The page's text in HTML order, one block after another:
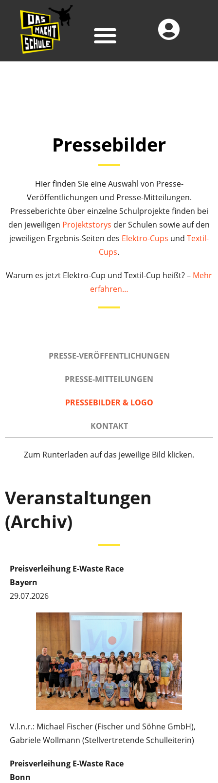
Pressebilder
Hier finden Sie eine Auswahl von Presse-
Veröffentlichungen und Presse-Mitteilungen.
Presseberichte über einzelne Schulprojekte finden bei
den jeweiligen Projektstorys der Schulen sowie auf den
jeweiligen Ergebnis-Seiten des Elektro-Cups und Textil-
Cups.
Warum es jetzt Elektro-Cup und Textil-Cup heißt? – Mehr
erfahren…
PRESSE-VERÖFFENTLICHUNGEN
PRESSE-MITTEILUNGEN
PRESSEBILDER & LOGO
KONTAKT
Zum Runterladen auf das jeweilige Bild klicken.
Veranstaltungen
(Archiv)
Preisverleihung E-Waste Race
Bayern
29.07.2026
V.l.n.r.: Michael Fischer (Fischer und Söhne GmbH),
Gabriele Wollmann (Stellvertretende Schulleiterin)
Preisverleihung E-Waste Race
Bonn